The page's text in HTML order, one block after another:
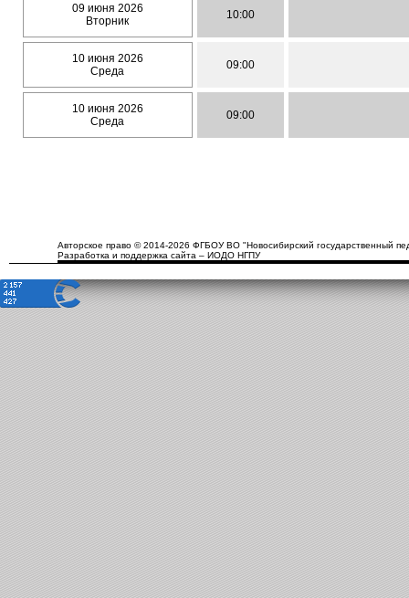
09 июня 2026
Вторник
10:00
10 июня 2026
Среда
09:00
10 июня 2026
Среда
09:00
Авторское право © 2014-2026 ФГБОУ ВО "Новосибирский государственный
Разработка и поддержка сайта – ИОДО НГПУ